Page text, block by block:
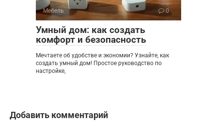
Мебель 0
Умный дом: как создать
комфорт и безопасность
Мечтаете об удобстве и экономии? Узнайте, как
создать умный дом! Простое руководство по
настройке,
Добавить комментарий